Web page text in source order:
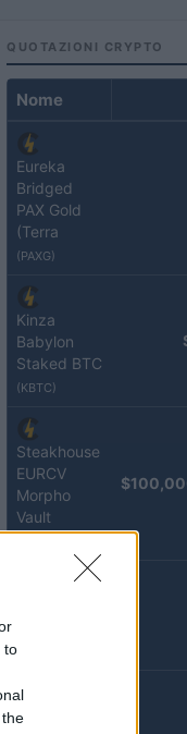
to
QUOTAZIONI CRYPTO
Nome
Eureka
Bridged
PAX Gold
(Terra
(PAXG)
Kinza
Babylon
Staked BTC
(KBTC)
Steakhouse
EURCV
Morpho
Vault
(EPOCH)
Stride